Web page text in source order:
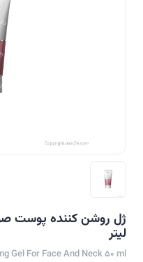
لیتر
Gel For Face And Neck 50 ml